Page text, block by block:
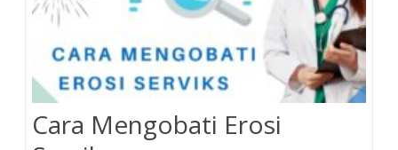
Cara Mengobati Erosi